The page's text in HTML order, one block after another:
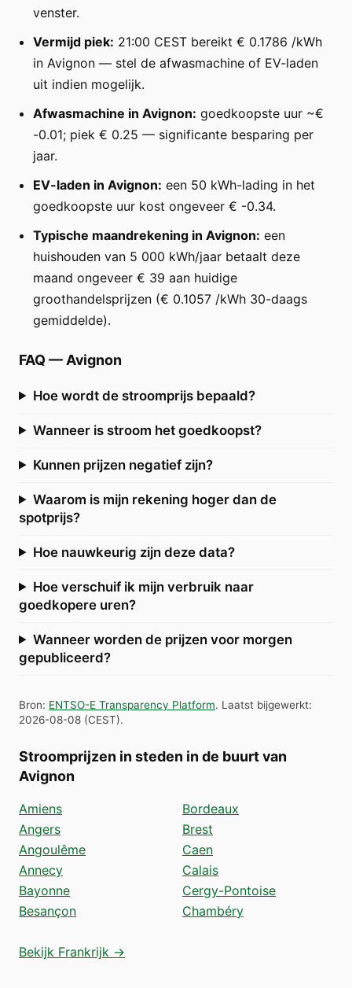
venster.
Vermijd piek: 21:00 CEST bereikt € 0.1786 /kWh
in Avignon — stel de afwasmachine of EV-laden
uit indien mogelijk.
Afwasmachine in Avignon: goedkoopste uur ~€
-0.01; piek € 0.25 — significante besparing per
jaar.
EV-laden in Avignon: een 50 kWh-lading in het
goedkoopste uur kost ongeveer € -0.34.
Typische maandrekening in Avignon: een
huishouden van 5 000 kWh/jaar betaalt deze
maand ongeveer € 39 aan huidige
groothandelsprijzen (€ 0.1057 /kWh 30-daags
gemiddelde).
FAQ — Avignon
Hoe wordt de stroomprijs bepaald?
Wanneer is stroom het goedkoopst?
Kunnen prijzen negatief zijn?
Waarom is mijn rekening hoger dan de
spotprijs?
Hoe nauwkeurig zijn deze data?
Hoe verschuif ik mijn verbruik naar
goedkopere uren?
Wanneer worden de prijzen voor morgen
gepubliceerd?
Bron: ENTSO-E Transparency Platform. Laatst bijgewerkt:
2026-08-08 (CEST).
Stroomprijzen in steden in de buurt van
Avignon
Amiens
Angers
Angoulême
Annecy
Bayonne
Besançon
Bordeaux
Brest
Caen
Calais
Cergy-Pontoise
Chambéry
Bekijk Frankrijk →